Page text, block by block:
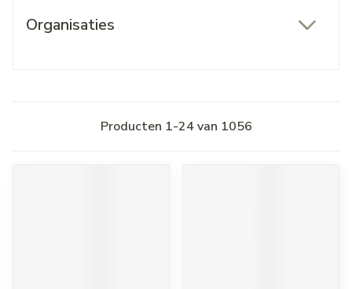
Organisaties
Producten 1-24van 1056